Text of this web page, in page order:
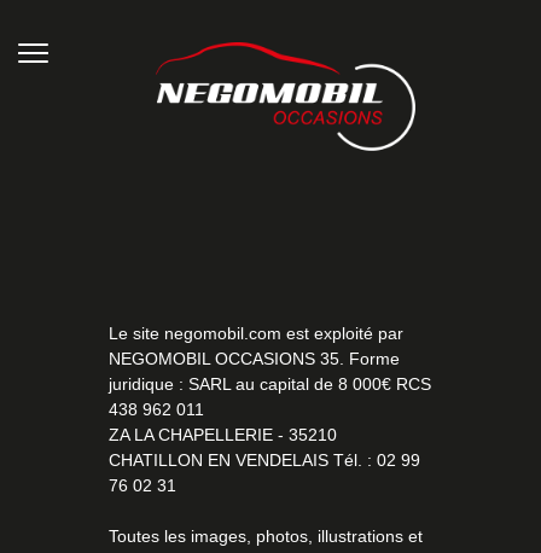
Le site negomobil.com est exploité par
NEGOMOBIL OCCASIONS 35. Forme
juridique : SARL au capital de 8 000€ RCS
438 962 011
ZA LA CHAPELLERIE - 35210
CHATILLON EN VENDELAIS Tél. : 02 99
76 02 31
Toutes les images, photos, illustrations et